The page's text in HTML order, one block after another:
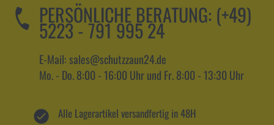
PERSÖNLICHE BERATUNG: (+49)
5223 - 791 995 24
E-Mail: sales@schutzzaun24.de
Mo. - Do. 8:00 - 16:00 Uhr und Fr. 8:00 - 13:30 Uhr
Alle Lagerartikel versandfertig in 48H